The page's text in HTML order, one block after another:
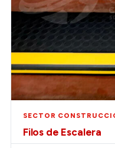
SECTOR
Filos de Escalera